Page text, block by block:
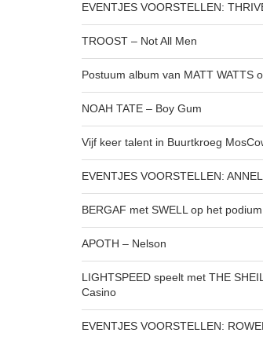
EVENTJES VOORSTELLEN:
TROOST – Not All Men
Postuum album van MATT WATTS
NOAH TATE – Boy Gum
Vijf keer talent in Buurtkroeg
EVENTJES VOORSTELLEN:
BERGAF met SWELL op het podium
APOTH – Nelson
LIGHTSPEED speelt met THE
Casino
EVENTJES VOORSTELLEN: